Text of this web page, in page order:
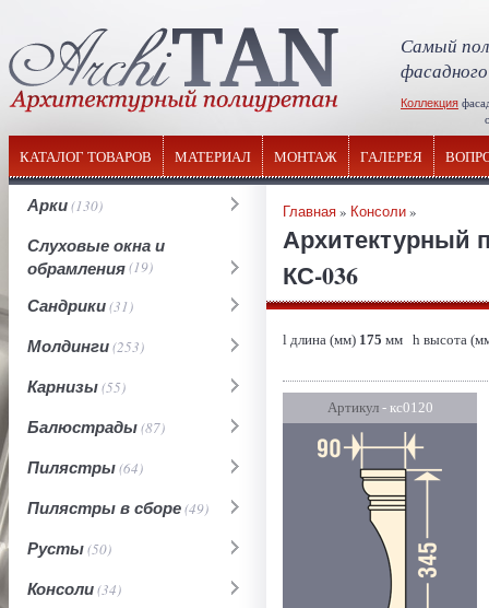
Самый
Коллекция
КАТАЛОГ ТОВАРОВ МАТЕРИАЛ МОНТАЖ ГАЛЕРЕЯ
Арки(130)
Слуховые окна и
обрамления(19)
Сандрики(31)
Молдинги(253)
Карнизы(55)
Балюстрады(87)
Пилястры(64)
Пилястры в сборе(49)
Русты(50)
Консоли(34)
Главная» Консоли»
Архитектурный
КС-036
l длина (мм) 175 мм h высота
Артикул- кс0120